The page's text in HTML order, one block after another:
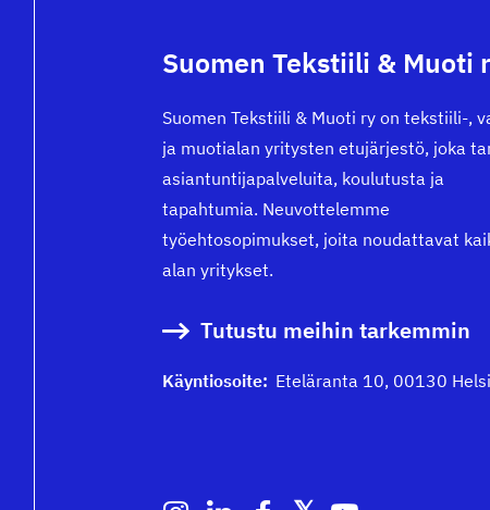
Suomen Tekstiili & Muoti
Suomen Tekstiili & Muoti ry on tekstiili-,
ja muotialan yritysten etujärjestö, joka
asiantuntijapalveluita, koulutusta ja
tapahtumia. Neuvottelemme
työehtosopimukset, joita noudattavat
alan yritykset.
Tutustu meihin tarkemmin
Käyntiosoite: Eteläranta 10, 00130